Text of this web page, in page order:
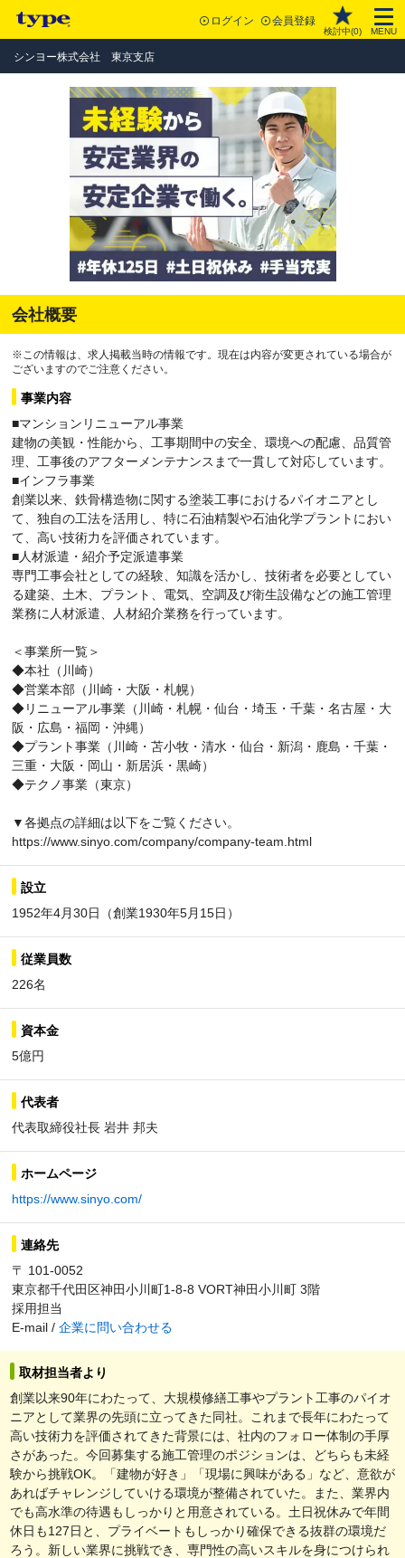
ログイン 会員登録
検討中(0) MENU
シンヨー株式会社 東京支店
会社概要
※この情報は、求人掲載当時の情報です。現在は内容が変更されている場合が
ございますのでご注意ください。
事業内容
■マンションリニューアル事業
建物の美観・性能から、工事期間中の安全、環境への配慮、品質管
理、工事後のアフターメンテナンスまで一貫して対応しています。
■インフラ事業
創業以来、鉄骨構造物に関する塗装工事におけるパイオニアとし
て、独自の工法を活用し、特に石油精製や石油化学プラントにおい
て、高い技術力を評価されています。
■人材派遣・紹介予定派遣事業
専門工事会社としての経験、知識を活かし、技術者を必要としてい
る建築、土木、プラント、電気、空調及び衛生設備などの施工管理
業務に人材派遣、人材紹介業務を行っています。
＜事業所一覧＞
◆本社（川崎）
◆営業本部（川崎・大阪・札幌）
◆リニューアル事業（川崎・札幌・仙台・埼玉・千葉・名古屋・大
阪・広島・福岡・沖縄）
◆プラント事業（川崎・苫小牧・清水・仙台・新潟・鹿島・千葉・
三重・大阪・岡山・新居浜・黒崎）
◆テクノ事業（東京）
▼各拠点の詳細は以下をご覧ください。
https://www.sinyo.com/company/company-team.html
設立
1952年4月30日（創業1930年5月15日）
従業員数
226名
資本金
5億円
代表者
代表取締役社長 岩井 邦夫
ホームページ
https://www.sinyo.com/
連絡先
〒 101-0052
東京都千代田区神田小川町1-8-8 VORT神田小川町 3階
採用担当
E-mail / 企業に問い合わせる
取材担当者より
創業以来90年にわたって、大規模修繕工事やプラント工事のパイオ
ニアとして業界の先頭に立ってきた同社。これまで長年にわたって
高い技術力を評価されてきた背景には、社内のフォロー体制の手厚
さがあった。今回募集する施工管理のポジションは、どちらも未経
験から挑戦OK。「建物が好き」「現場に興味がある」など、意欲が
あればチャレンジしていける環境が整備されていた。また、業界内
でも高水準の待遇もしっかりと用意されている。土日祝休みで年間
休日も127日と、プライベートもしっかり確保できる抜群の環境だ
ろう。新しい業界に挑戦でき、専門性の高いスキルを身につけられ